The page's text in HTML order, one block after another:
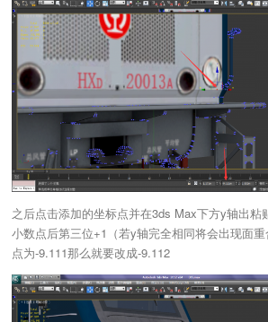
之后点击添加的坐标点并在3ds Max下方y轴出粘
小数点后第三位+1（若y轴完全相同将会出现面
点为-9.111那么就要改成-9.112